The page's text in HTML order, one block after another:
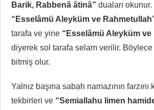
Barik, Rabbenâ âtinâ” duaları
“Esselâmü Aleyküm ve
tarafa ve yine “Esselâmü Aleyküm ve
diyerek sol tarafa selam verilir. Böylece
bitmiş olur.
Yalnız başına sabah namazının farzını
tekbirleri ve “Semiallahu limen